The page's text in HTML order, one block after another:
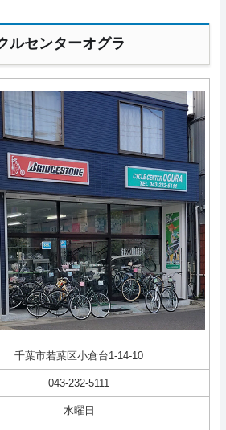
ルセンターオグラ
千葉市若葉区小倉台1-14-10
043-232-5111
水曜日